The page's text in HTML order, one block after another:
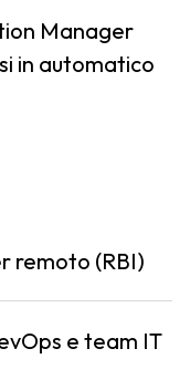
Manager
in automatico
remoto (RBI)
e team IT